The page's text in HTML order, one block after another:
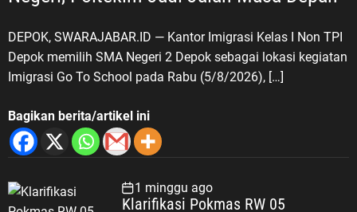
DEPOK, SWARAJABAR.ID — Kantor Imigrasi Kelas I Non TPI
Depok memilih SMA Negeri 2 Depok sebagai lokasi kegiatan
Imigrasi Go To School pada Rabu (5/8/2026), […]
Bagikan berita/artikel ini
1 minggu ago
Klarifikasi Pokmas RW 05